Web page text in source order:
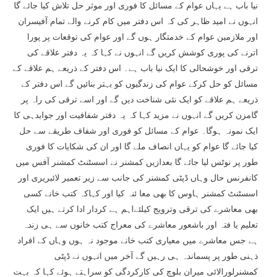
نیا باب ہے یہاں عوام کے مسائل کا فوری اور موثر حل تلاش کیا جائے گا
انہوں نے امید ظاہر کی کہ اس دفتر میں کام کرنے والے تمام آفیسران
اور ملازمین عوام کے خدمتگار ہوں گے اور عوام کی توقعات پر پورا
اترنے کی پوری کوشش کریں گے انہوں نے کہا کہ یہ دفتر علاقے کی
ترقی اور خوشحالی کا ایک نیا باب ہے۔ اس دفتر کے ذریعے ہم علاقے کے
مسائل کو حل کرکے عوام کی زندگیوں کو بہتر بنائیں گے اس دفتر کے
ذریعے ہم علاقے کو ایک نئی شناخت دیں گے اور اسے ترقی کی راہ پر
گامزن کریں گے انہوں نے مزید کہا کہ یہ دفتر شفافیت اور جوابدہی کا
ایک نمونہ ہوگا۔ عوام کے مسائل کو فوری اور شفاف طریقے سے حل
کیا جائے گا عوام کو یہاں انصاف ملے گا اور ان کی شکایات کا فوری
طور پر نوٹس لیا جائے گا بعدازیں کمشنر نے اسسٹنٹ کمشنر آفس میں
کانفرنس حال وہاں ڈپٹی کمشنر کی جانب سے زیر تعمیر لائبریری اور
اسسٹنٹ کمشنر ہاوس کا بھی معا ئنہ کیا اور کہاکہ کتب خانے کسی
بھی معاشرے کی ترقی وترویج کیلئےاہم ہے کردار ادا کرتے ہیں ایک
تعلیم یا فتہ اور باشعور معاشرے کی معراج کتب خانوں سے ہی زندہ
ہے جس معاشرے میں معیاری کتب خانے موجود نہ ہوں وہاں کے افراد
ذہنی طور پر پسماندہ ہی رہیں گے آخر میں انہوں نے ڈپٹی
کمشنرلورالائی میران بلوچ کی کارکردگی کو سراہتے ہوئے کہا کہ بہت